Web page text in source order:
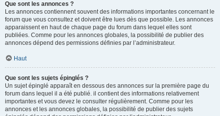
Que sont les annonces ?
Les annonces contiennent souvent des informations importantes concernant le
forum que vous consultez et doivent être lues dès que possible. Les annonces
apparaissent en haut de chaque page du forum dans lequel elles sont
publiées. Comme pour les annonces globales, la possibilité de publier des
annonces dépend des permissions définies par l’administrateur.
Haut
Que sont les sujets épinglés ?
Un sujet épinglé apparaît en dessous des annonces sur la première page du
forum dans lequel il a été publié. il contient des informations relativement
importantes et vous devez le consulter régulièrement. Comme pour les
annonces et les annonces globales, la possibilité de publier des sujets